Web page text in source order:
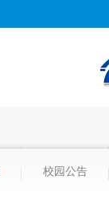
校园公告